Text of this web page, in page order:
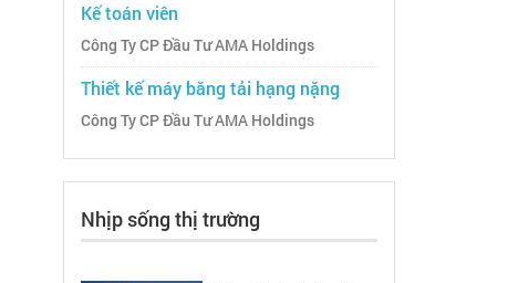
Kế toán viên
Công Ty CP Đầu Tư AMA Holdings
Thiết kế máy băng tải hạng nặng
Công Ty CP Đầu Tư AMA Holdings
Nhịp sống thị trường